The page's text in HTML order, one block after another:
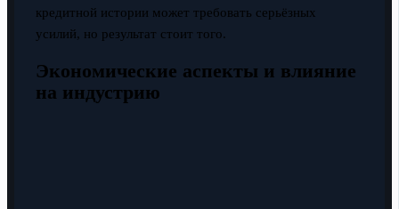
кредитной истории может требовать серьёзных
усилий, но результат стоит того.
Экономические аспекты и влияние
на индустрию